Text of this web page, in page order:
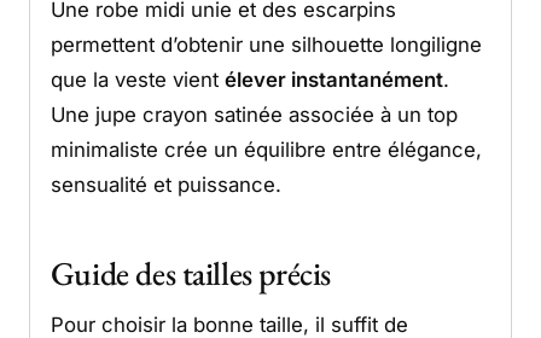
Une robe midi unie et des escarpins
permettent d’obtenir une silhouette longiligne
que la veste vient élever instantanément.
Une jupe crayon satinée associée à un top
minimaliste crée un équilibre entre élégance,
sensualité et puissance.
Guide des tailles précis
Pour choisir la bonne taille, il suffit de